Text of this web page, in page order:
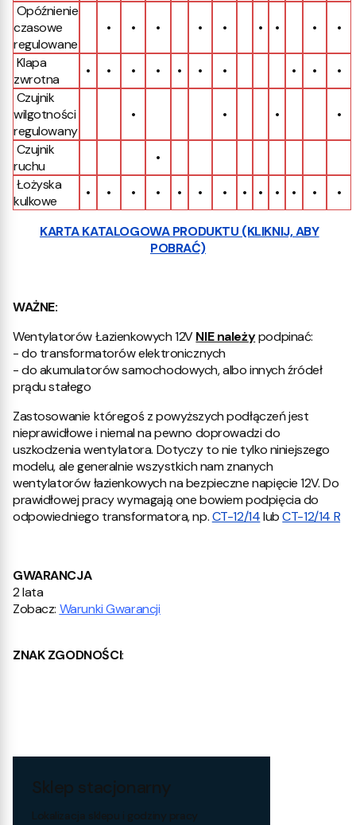
Opóźnienie
czasowe
regulowane
• • • • • • • • •
Klapa
zwrotna
• • • • • • • • •
•
Czujnik
wilgotności
regulowany
• • • •
Czujnik
ruchu
•
Łożyska
kulkowe
• • • • • • • • • • • • •
KARTA KATALOGOWA PRODUKTU (KLIKNIJ, ABY
POBRAĆ)
WAŻNE:
Wentylatorów Łazienkowych 12VNIE należypodpinać:
- do transformatorów elektronicznych
- do akumulatorów samochodowych, albo innych źródeł
prądu stałego
Zastosowanie któregoś z powyższych podłączeń jest
nieprawidłowe i niemal na pewno doprowadzi do
uszkodzenia wentylatora. Dotyczy to nie tylko niniejszego
modelu, ale generalnie wszystkich nam znanych
wentylatorów łazienkowych na bezpieczne napięcie 12V. Do
prawidłowej pracy wymagają one bowiem podpięcia do
odpowiedniego transformatora, np.CT-12/14lubCT-12/14 R
GWARANCJA
2 lata
Zobacz: Warunki Gwarancji
ZNAK ZGODNOŚCI:
Sklep stacjonarny
Lokalizacja sklepu i godziny pracy